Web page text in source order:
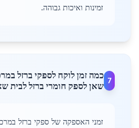
זמינות ואיכות גבוהה.
7
כמה זמן לוקח לספקי ברזל
שאן לספק חומרי ברזל לבית
זמני האספקה של ספקי ברזל